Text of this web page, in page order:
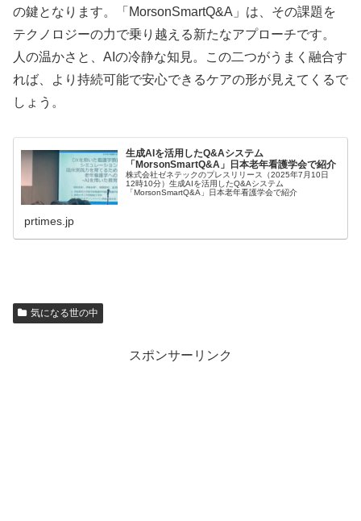
の鍵となります。「MorsonSmartQ&A」は、その課題を
テクノロジーの力で乗り越える新たなアプローチです。
人の温かさと、AIの冷静な知見。この二つがうまく融合す
れば、より持続可能で安心できるケアの形が見えてくるで
しょう。
生成AIを活用したQ&Aシステム
「MorsonSmartQ&A」日本老年看護学会で紹介
株式会社ゼネテックのプレスリリース（2025年7月10日
12時10分）生成AIを活用したQ&Aシステム
「MorsonSmartQ&A」日本老年看護学会で紹介
prtimes.jp
気になる世の中
スポンサーリンク